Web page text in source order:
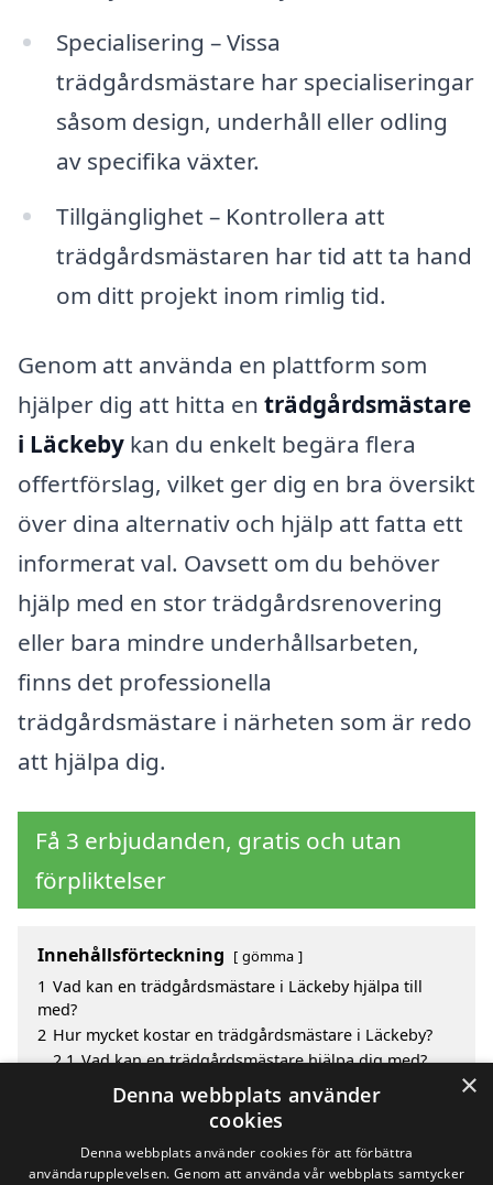
Specialisering – Vissa
trädgårdsmästare har specialiseringar
såsom design, underhåll eller odling
av specifika växter.
Tillgänglighet – Kontrollera att
trädgårdsmästaren har tid att ta hand
om ditt projekt inom rimlig tid.
Genom att använda en plattform som
hjälper dig att hitta en trädgårdsmästare
i Läckeby kan du enkelt begära flera
offertförslag, vilket ger dig en bra översikt
över dina alternativ och hjälp att fatta ett
informerat val. Oavsett om du behöver
hjälp med en stor trädgårdsrenovering
eller bara mindre underhållsarbeten,
finns det professionella
trädgårdsmästare i närheten som är redo
att hjälpa dig.
Få 3 erbjudanden, gratis och utan
förpliktelser
Innehållsförteckning gömma
1 Vad kan en trädgårdsmästare i Läckeby hjälpa till
med?
2 Hur mycket kostar en trädgårdsmästare i Läckeby?
2.1 Vad kan en trädgårdsmästare hjälpa dig med?
Fördelar med att välja trädgårdsmästare i Läckeby
Sök efter en skicklig trädgårdsmästare i de
omgivande städerna Läckeby
×
Denna webbplats använder
cookies
Denna webbplats använder cookies för att förbättra
användarupplevelsen. Genom att använda vår webbplats samtycker